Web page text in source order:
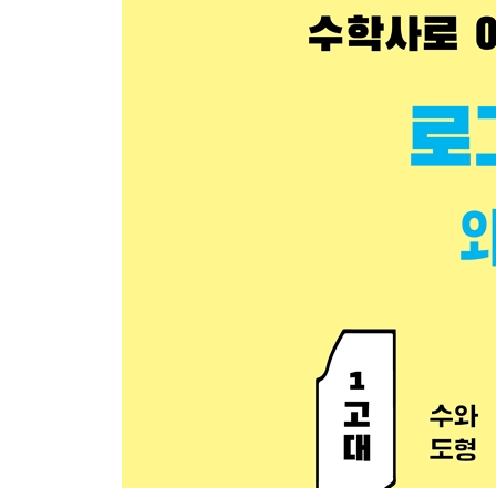
사용 | 영국의 야드법 | 세계 공통의 기준, 미터법
프랑스 혁명과 나폴레옹의 등장 | 삼각비로 쏘아
가우스 | 나는 말을 하기 전에 이미 계산할 수 있